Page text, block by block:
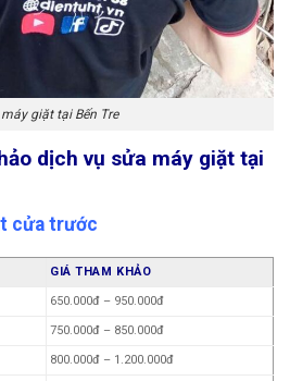
máy giặt tại Bến Tre
dịch vụ sửa máy giặt tại
cửa trước
GIÁ THAM KHẢO
650.000đ – 950.000đ
750.000đ – 850.000đ
800.000đ – 1.200.000đ